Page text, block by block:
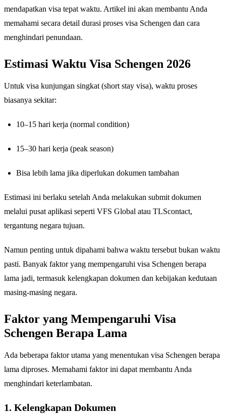
mendapatkan visa tepat waktu. Artikel ini akan membantu Anda
memahami secara detail durasi proses visa Schengen dan cara
menghindari penundaan.
Estimasi Waktu Visa Schengen 2026
Untuk visa kunjungan singkat (short stay visa), waktu proses
biasanya sekitar:
10–15 hari kerja (normal condition)
15–30 hari kerja (peak season)
Bisa lebih lama jika diperlukan dokumen tambahan
Estimasi ini berlaku setelah Anda melakukan submit dokumen
melalui pusat aplikasi seperti VFS Global atau TLScontact,
tergantung negara tujuan.
Namun penting untuk dipahami bahwa waktu tersebut bukan waktu
pasti. Banyak faktor yang mempengaruhi visa Schengen berapa
lama jadi, termasuk kelengkapan dokumen dan kebijakan kedutaan
masing-masing negara.
Faktor yang Mempengaruhi Visa
Schengen Berapa Lama
Ada beberapa faktor utama yang menentukan visa Schengen berapa
lama diproses. Memahami faktor ini dapat membantu Anda
menghindari keterlambatan.
1. Kelengkapan Dokumen